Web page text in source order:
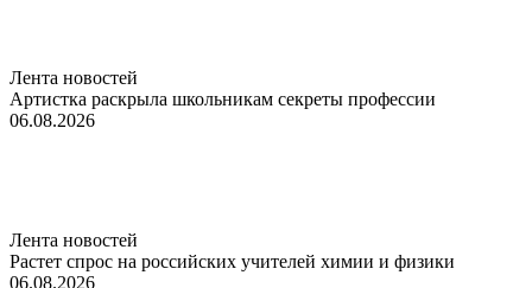
Лента новостей
Артистка раскрыла школьникам секреты профессии
06.08.2026
Лента новостей
Растет спрос на российских учителей химии и физики
06.08.2026